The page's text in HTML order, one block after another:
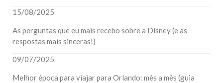
15/08/2025
As perguntas que eu mais recebo sobre a Disney (e as
respostas mais sinceras!)
09/07/2025
Melhor época para viajar para Orlando: mês a mês (guia